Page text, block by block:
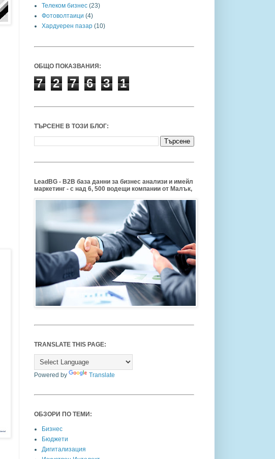
Телеком бизнес (23)
Фотоволтаици (4)
Хардуерен пазар (10)
ОБЩО ПОКАЗВАНИЯ:
7 2 7 6 3 1
ТЪРСЕНЕ В ТОЗИ БЛОГ:
LeadBG - B2B база данни за бизнес анализи и имейл
маркетинг - с над 6, 500 водещи компании от Малък,
TRANSLATE THIS PAGE:
Powered by Translate
ОБЗОРИ ПО ТЕМИ:
Бизнес
Бюджети
Дигитализация